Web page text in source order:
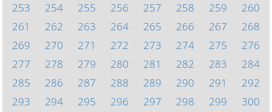
253
254 255 256 257 258 259
260
261
262 263 264 265 266 267
268
269
270 271 272 273 274 275
276
277
278 279 280 281 282 283
284
285
286 287 288 289 290 291
292
293
294 295 296 297 298 299
300